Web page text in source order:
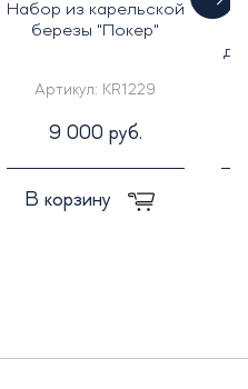
Набор из карельской
березы "Покер"
Артикул: KR1229
9 000 руб.
В корзину